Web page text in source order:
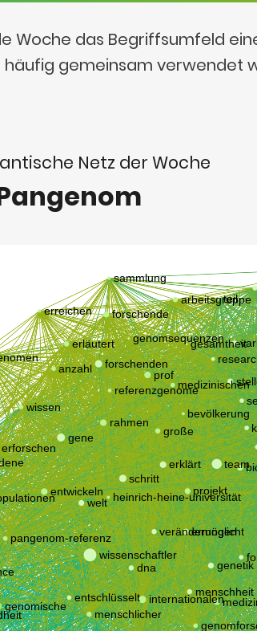
Woche das Begriffsumfeld
häufig gemeinsam verwendet
Netz der Woche